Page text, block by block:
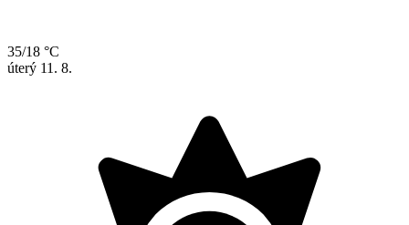
35/18 °C
úterý 11. 8.